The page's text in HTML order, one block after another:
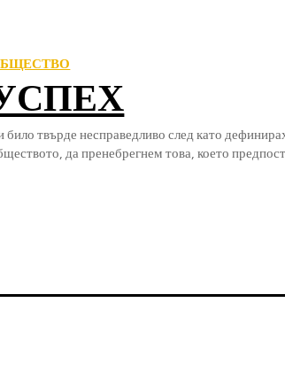
било твърде несправедливо след като